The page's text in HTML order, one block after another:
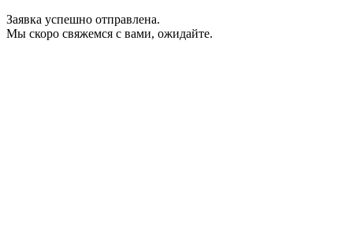
Заявка успешно отправлена.
Мы скоро свяжемся с вами, ожидайте.